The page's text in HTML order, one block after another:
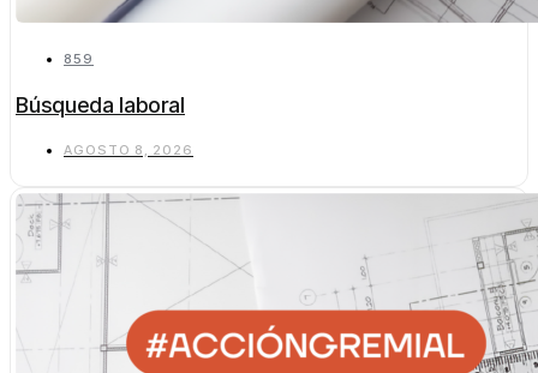
859
Búsqueda laboral
AGOSTO 8, 2026